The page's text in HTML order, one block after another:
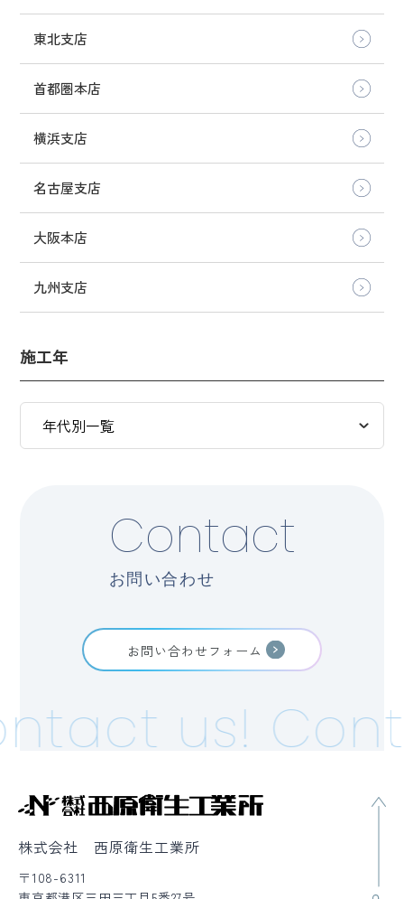
東北支店
首都圏本店
横浜支店
名古屋支店
大阪本店
九州支店
施工年
Contact
お問い合わせ
お問い合わせフォーム
us!
株式会社 西原衛生工業所
〒108-6311